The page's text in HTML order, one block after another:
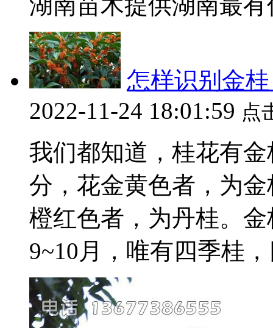
怎样识别金
2022-11-24 18:01:59 点
我们都知道，桂花有
分，花金黄色者，为
橙红色者，为丹桂。
9~10月，唯有四季桂